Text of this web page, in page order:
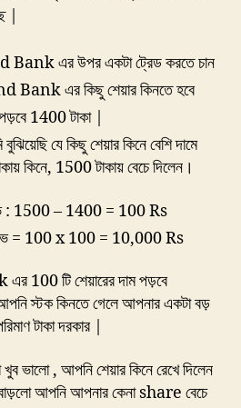
|
এর উপর একটা ট্রেড করতে চান
Bank এর কিছু শেয়ার কিনতে হবে
1400 টাকা |
যে কিছু শেয়ার কিনে বেশি দামে
কিনে, 1500 টাকায় বেচে দিলেন।
: 1500 – 1400 = 100 Rs
= 100 x 100 = 10,000 Rs
টি শেয়ারের দাম পড়বে
স্টক কিনতে গেলে আপনার একটা বড়
টাকা দরকার |
ভালো , আপনি শেয়ার কিনে রেখে দিলেন
আপনি আপনার কেনা share বেচে